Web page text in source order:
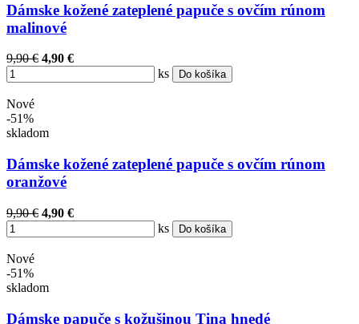
Dámske kožené zateplené papuče s ovčím rúnom
malinové
9,90 € 4,90 €
ks
Do košíka
Nové
-51%
skladom
Dámske kožené zateplené papuče s ovčím rúnom
oranžové
9,90 € 4,90 €
ks
Do košíka
Nové
-51%
skladom
Dámske papuče s kožušinou Tina hnedé